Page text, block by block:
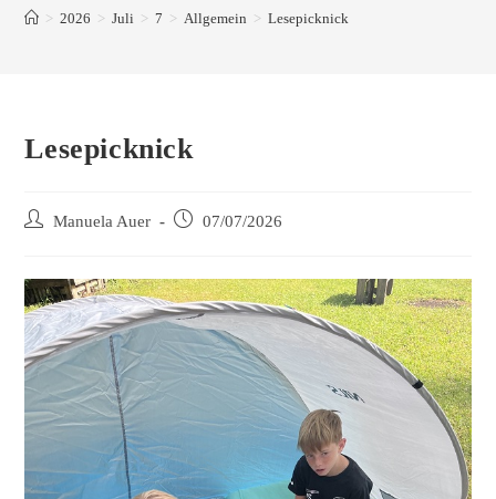
> 2026 > Juli > 7 > Allgemein > Lesepicknick
Lesepicknick
Manuela Auer 07/07/2026